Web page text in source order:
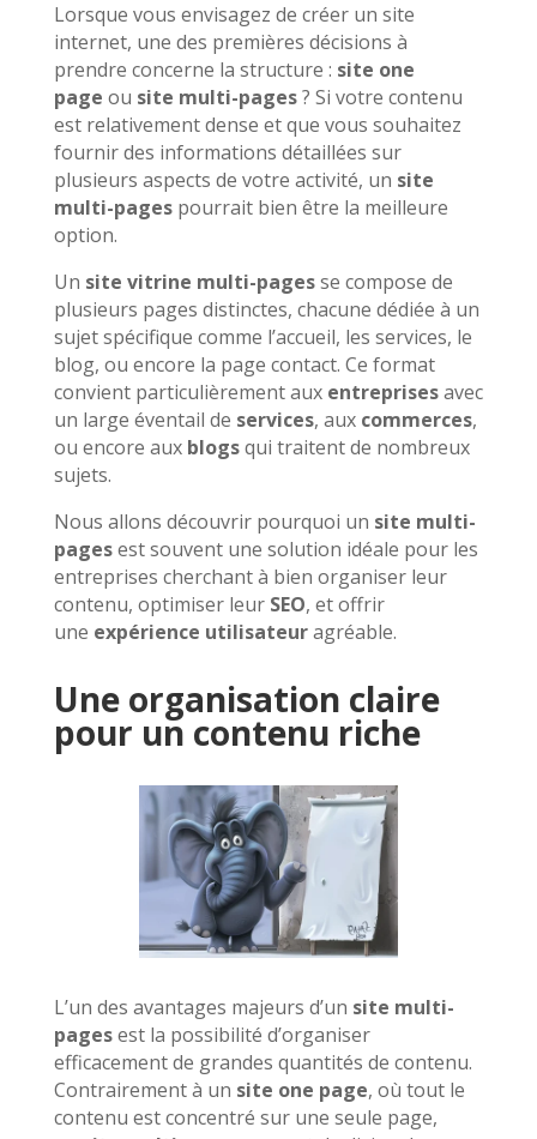
Lorsque vous envisagez de créer un site
internet, une des premières décisions à
prendre concerne la structure : site one
page ou site multi-pages? Si votre contenu
est relativement dense et que vous souhaitez
fournir des informations détaillées sur
plusieurs aspects de votre activité, un site
multi-pages pourrait bien être la meilleure
option.
Un site vitrine multi-pagesse compose de
plusieurs pages distinctes, chacune dédiée à un
sujet spécifique comme l’accueil, les services, le
blog, ou encore la page contact. Ce format
convient particulièrement aux entreprisesavec
un large éventail de services, aux commerces,
ou encore aux blogsqui traitent de nombreux
sujets.
Nous allons découvrir pourquoi un site multi-
pagesest souvent une solution idéale pour les
entreprises cherchant à bien organiser leur
contenu, optimiser leur SEO, et offrir
une expérience utilisateuragréable.
Une organisation claire
pour un contenu riche
L’un des avantages majeurs d’un site multi-
pagesest la possibilité d’organiser
efficacement de grandes quantités de contenu.
Contrairement à un site one page, où tout le
contenu est concentré sur une seule page,